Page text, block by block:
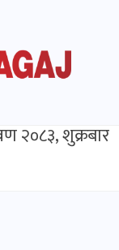
२०८३, शुक्रबार